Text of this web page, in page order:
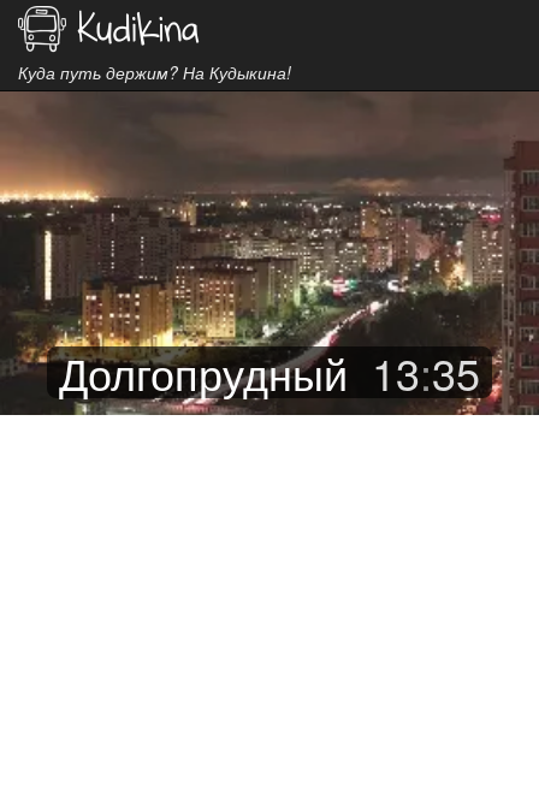
Куда путь держим? На Кудыкина!
Долгопрудный 13:35